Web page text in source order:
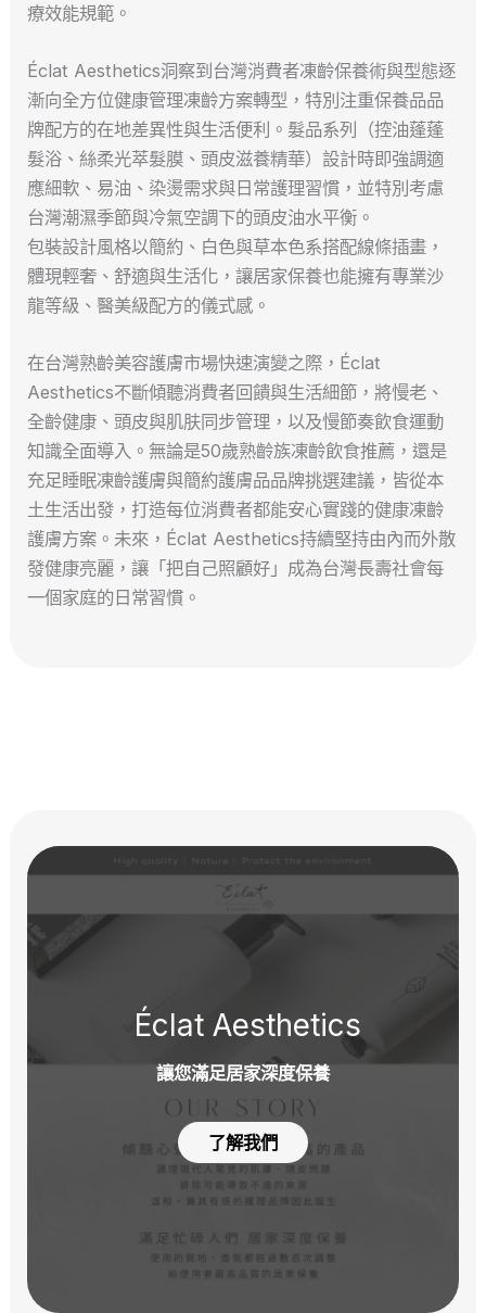
療效能規範。
Éclat Aesthetics洞察到台灣消費者凍齡保養術與型態逐
漸向全方位健康管理凍齡方案轉型，特別注重保養品品
牌配方的在地差異性與生活便利。髮品系列（控油蓬蓬
髮浴、絲柔光萃髮膜、頭皮滋養精華）設計時即強調適
應細軟、易油、染燙需求與日常護理習慣，並特別考慮
台灣潮濕季節與冷氣空調下的頭皮油水平衡。
包裝設計風格以簡約、白色與草本色系搭配線條插畫，
體現輕奢、舒適與生活化，讓居家保養也能擁有專業沙
龍等級、醫美級配方的儀式感。
在台灣熟齡美容護膚市場快速演變之際，Éclat
Aesthetics不斷傾聽消費者回饋與生活細節，將慢老、
全齡健康、頭皮與肌肤同步管理，以及慢節奏飲食運動
知識全面導入。無論是50歲熟齡族凍齡飲食推薦，還是
充足睡眠凍齡護膚與簡約護膚品品牌挑選建議，皆從本
土生活出發，打造每位消費者都能安心實踐的健康凍齡
護膚方案。未來，Éclat Aesthetics持續堅持由內而外散
發健康亮麗，讓「把自己照顧好」成為台灣長壽社會每
一個家庭的日常習慣。
Éclat Aesthetics
讓您滿足居家深度保養
了解我們